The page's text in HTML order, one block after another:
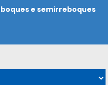
e semirreboques